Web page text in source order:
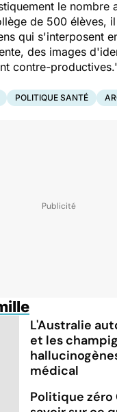
le nombre
de 500 élèves,
qui s'interposent
des images
contre-
POLITIQUE SANTÉ
L'Australie
et les
médical
Politique zéro